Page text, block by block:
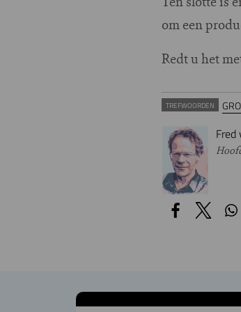
om een
Redt u het
TREFWOORDEN
Fred